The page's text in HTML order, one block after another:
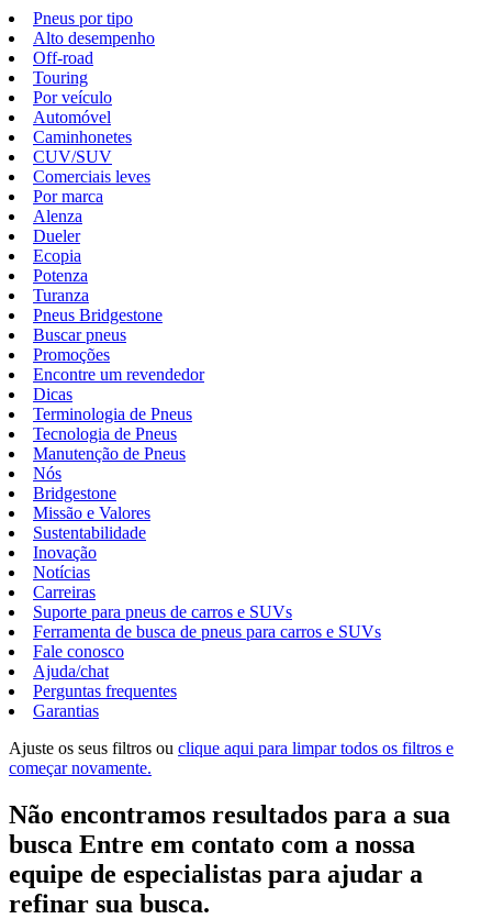
Pneus por tipo
Alto desempenho
Off-road
Touring
Por veículo
Automóvel
Caminhonetes
CUV/SUV
Comerciais leves
Por marca
Alenza
Dueler
Ecopia
Potenza
Turanza
Pneus Bridgestone
Buscar pneus
Promoções
Encontre um revendedor
Dicas
Terminologia de Pneus
Tecnologia de Pneus
Manutenção de Pneus
Nós
Bridgestone
Missão e Valores
Sustentabilidade
Inovação
Notícias
Carreiras
Suporte para pneus de carros e SUVs
Ferramenta de busca de pneus para carros e SUVs
Fale conosco
Ajuda/chat
Perguntas frequentes
Garantias
Ajuste os seus filtros ou clique aqui para limpar todos os filtros e
começar novamente.
Não encontramos resultados para a sua
busca Entre em contato com a nossa
equipe de especialistas para ajudar a
refinar sua busca.